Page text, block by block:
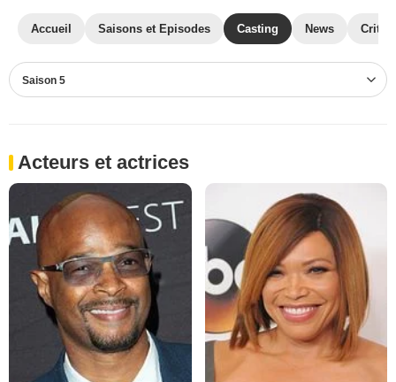
Accueil Saisons et Episodes Casting News
Saison 5
Acteurs et actrices